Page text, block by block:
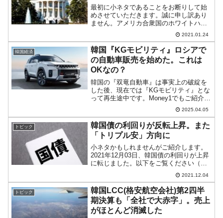
最初に小ネタであることをお断りして始
めさせていただきます。誠に申し訳あり
ません。アメリカ合衆国のホワイトハウ
スのサイトで面白い事態となっていま
PRESIDENTS（過去の大統領）」という
ページがあります。このよう...
2021.01.24
韓国経済
韓国『KGモビリティ』ロシアで
の自動車販売を始めた。これは
OKなの？
韓国の『双竜自動車』は事実上の破綻を
した後、現在では『KGモビリティ』とな
って再生途中です。Money1でもご紹介し
たことがありますが、「ジープ」の意匠
をパクったにインスパイアされた
「Torres（トーレス）」が当たったおか
げが大きかったで...
2025.04.05
トピック
韓国債の利回りが反転上昇。また
「トリプル安」方向に
小ネタかもしれませんがご紹介します。
2021年12月03日、韓国債の利回りが上昇
に転じました。以下をご覧ください（チ
ャートは『Investing.com』より引用：以
下同）。1カ月前と比較するとまだ低いで
すが一斉に反転昇しています。3年物の...
2021.12.04
トピック
韓国LCC(格安航空会社)第2四半
期決算も「全社で大赤字」。売上
がほとんど消滅した